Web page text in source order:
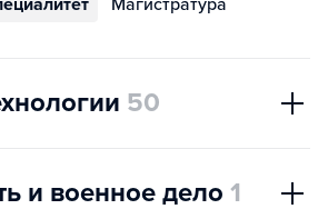
Магистратура
50
и военное дело 1